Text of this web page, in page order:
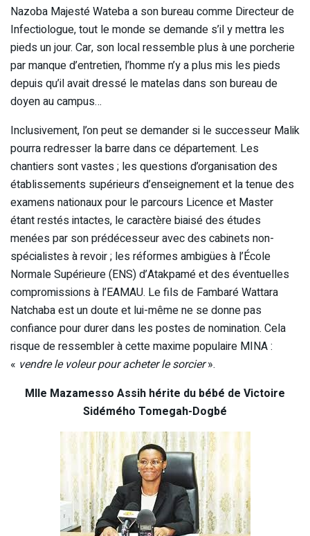
Nazoba Majesté Wateba a son bureau comme Directeur de
Infectiologue, tout le monde se demande s’il y mettra les
pieds un jour. Car, son local ressemble plus à une porcherie
par manque d’entretien, l’homme n’y a plus mis les pieds
depuis qu’il avait dressé le matelas dans son bureau de
doyen au campus…
Inclusivement, l’on peut se demander si le successeur Malik
pourra redresser la barre dans ce département. Les
chantiers sont vastes ; les questions d’organisation des
établissements supérieurs d’enseignement et la tenue des
examens nationaux pour le parcours Licence et Master
étant restés intactes, le caractère biaisé des études
menées par son prédécesseur avec des cabinets non-
spécialistes à revoir ; les réformes ambigües à l’École
Normale Supérieure (ENS) d’Atakpamé et des éventuelles
compromissions à l’EAMAU. Le fils de Fambaré Wattara
Natchaba est un doute et lui-même ne se donne pas
confiance pour durer dans les postes de nomination. Cela
risque de ressembler à cette maxime populaire MINA :
« vendre le voleur pour acheter le sorcier».
Mlle Mazamesso Assih hérite du bébé de Victoire
Sidémého Tomegah-Dogbé